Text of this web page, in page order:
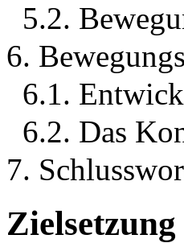
5.2.
6.
6.1.
6.2. Das
7.